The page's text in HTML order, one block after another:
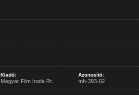
Kiadó:
Magyar Film Iroda Rt.
Azonosító:
mh-393-02